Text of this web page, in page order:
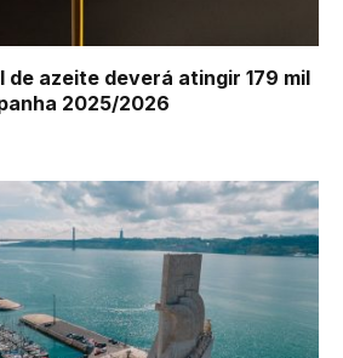
de azeite deverá atingir 179 mil
2025/2026